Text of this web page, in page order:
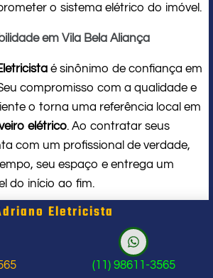
o sistema elétrico do imóvel.
em Vila Bela Aliança
é sinônimo de confiança em
compromisso com a qualidade e
o torna uma referência local em
elétrico. Ao contratar seus
com um profissional de verdade,
seu espaço e entrega um
do início ao fim.
chuveiro: sinais que
de chamar um
Eletricista
(11) 98611-3565